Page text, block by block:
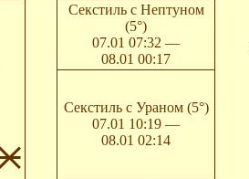
Секстиль с Нептуном
(5°)
07.01 07:32 —
08.01 00:17
Секстиль с Ураном (5°)
07.01 10:19 —
08.01 02:14